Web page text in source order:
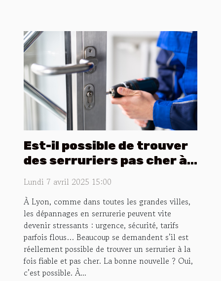
Est-il possible de trouver
des serruriers pas cher à
Lyon ?
Lundi 7 avril 2025 15:00
À Lyon, comme dans toutes les grandes villes,
les dépannages en serrurerie peuvent vite
devenir stressants : urgence, sécurité, tarifs
parfois flous… Beaucoup se demandent s’il est
réellement possible de trouver un serrurier à la
fois fiable et pas cher. La bonne nouvelle ? Oui,
c’est possible. À...